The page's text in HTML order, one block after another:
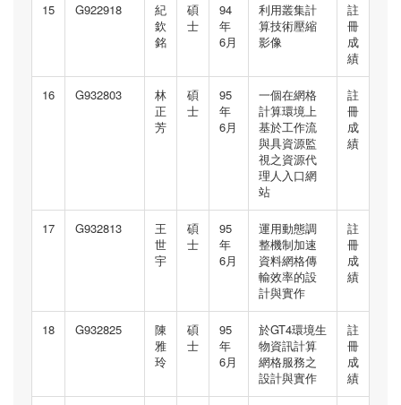
15 G922918
紀
欽
銘
碩
士
94
年
6月
利用叢集計
算技術壓縮
影像
註
冊
成
績
16 G932803
林
正
芳
碩
士
95
年
6月
一個在網格
計算環境上
基於工作流
與具資源監
視之資源代
理人入口網
站
註
冊
成
績
17 G932813
王
世
宇
碩
士
95
年
6月
運用動態調
整機制加速
資料網格傳
輸效率的設
計與實作
註
冊
成
績
18 G932825
陳
雅
玲
碩
士
95
年
6月
於GT4環境生
物資訊計算
網格服務之
設計與實作
註
冊
成
績